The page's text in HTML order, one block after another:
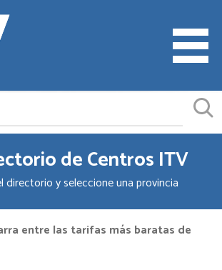
de Centros ITV
directorio y seleccione una provincia
entre las tarifas más baratas de